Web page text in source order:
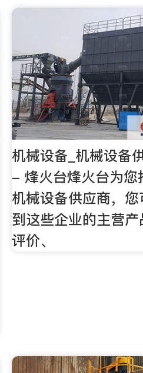
机械设备_机械设备
- 烽火台烽火台为您
机械设备供应商，
到这些企业的主营产
评价、